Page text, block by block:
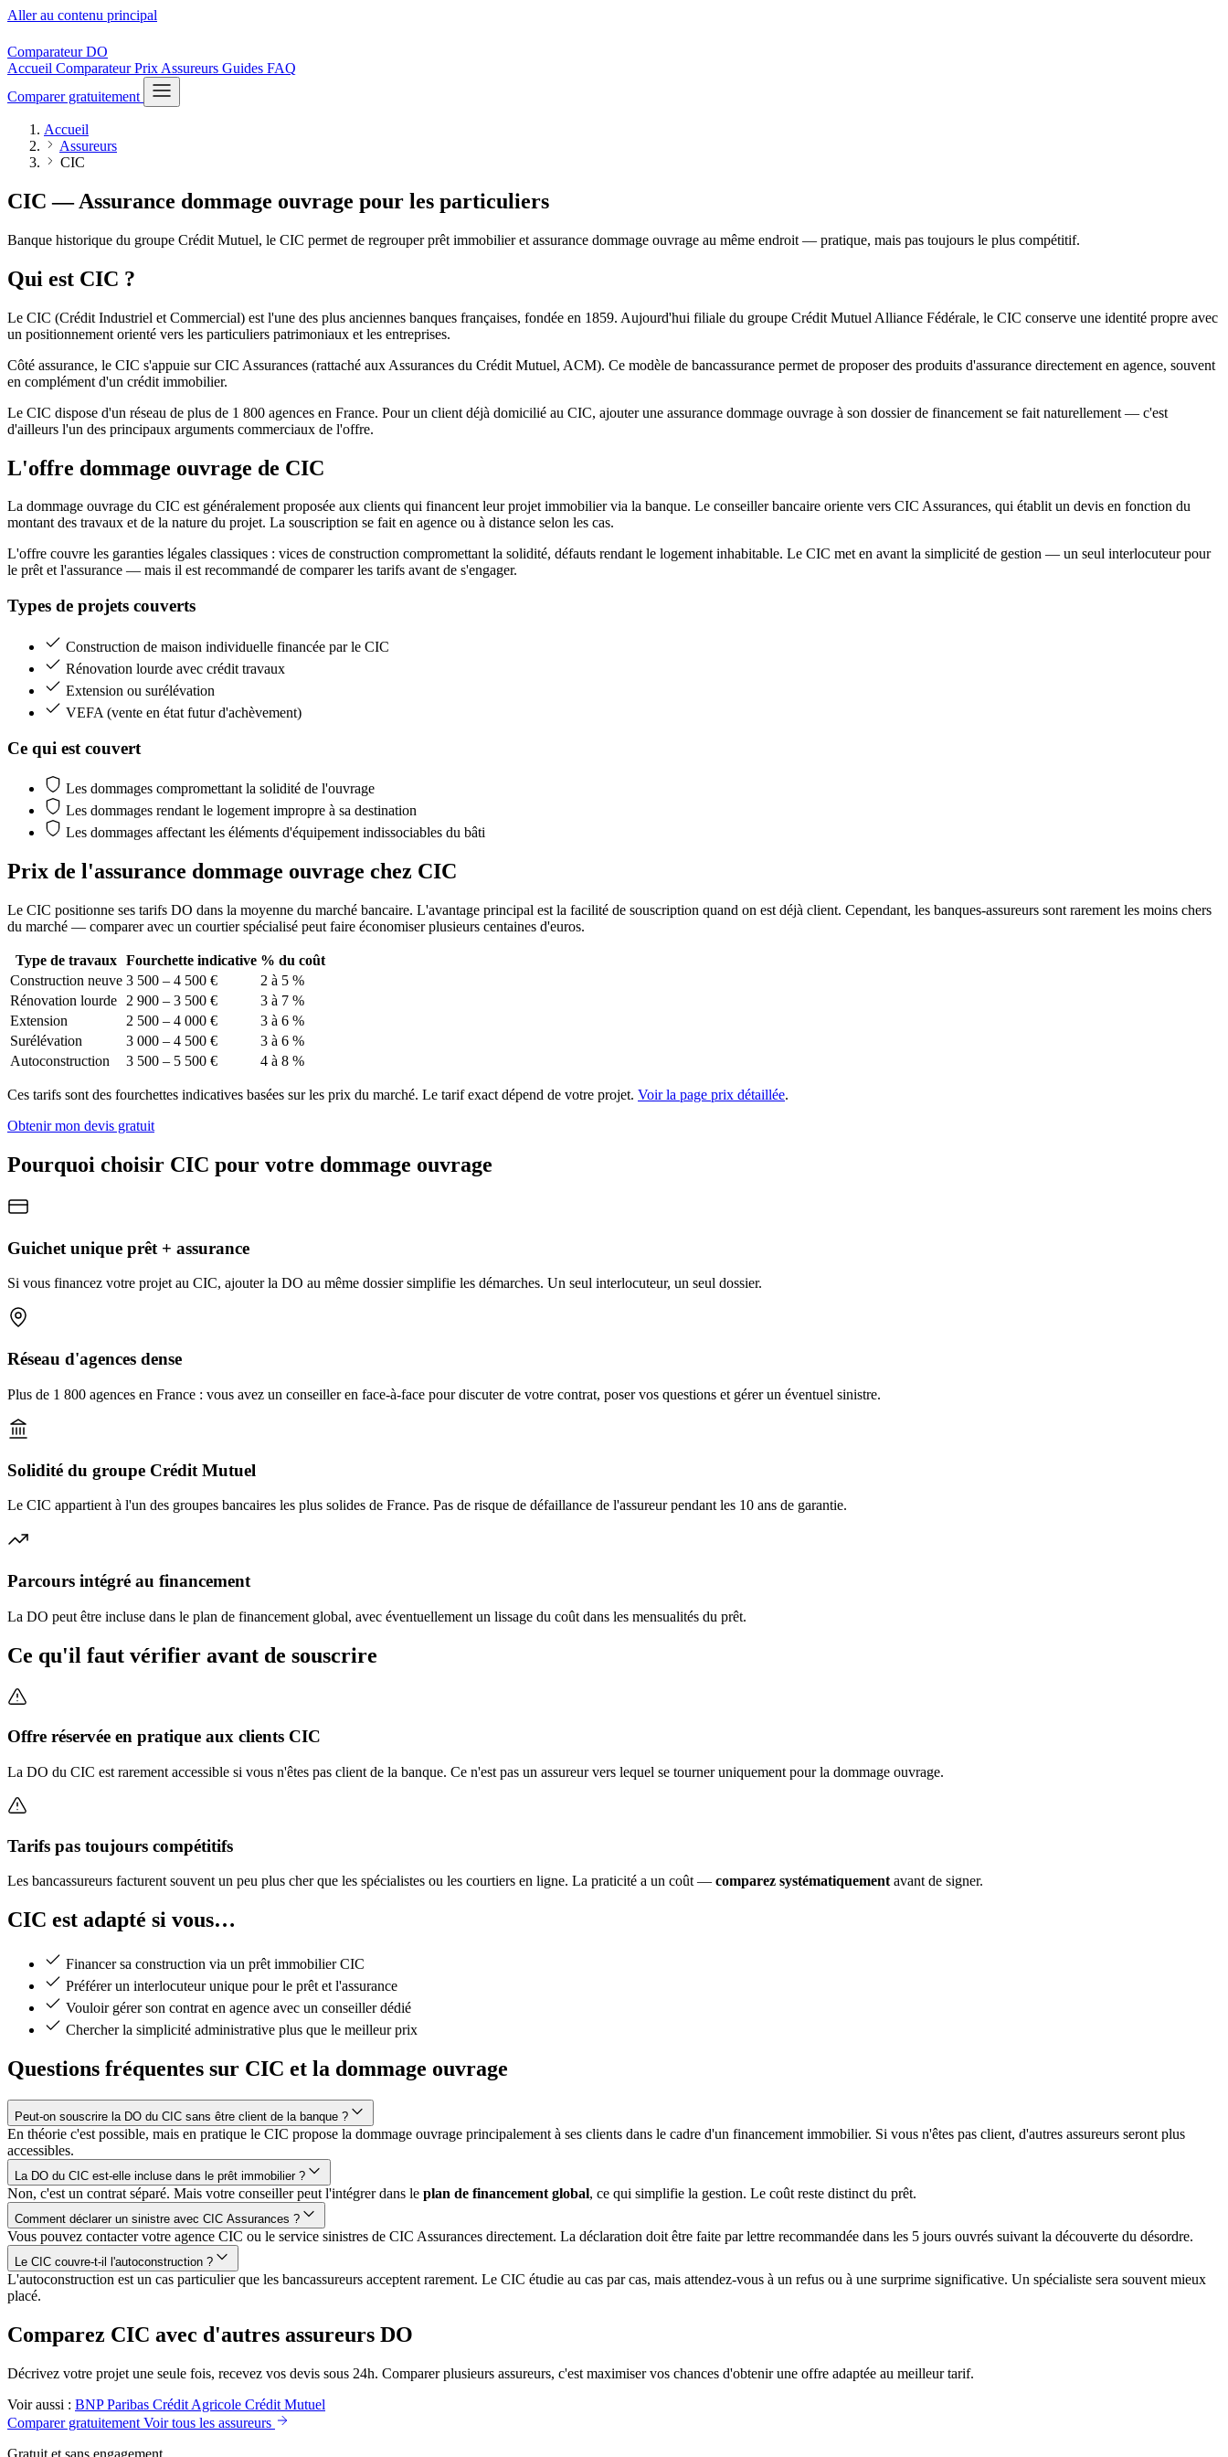
Aller au contenu principal
ComparateurDO
Accueil ComparateurPrix Assureurs Guides FAQ
Comparer gratuitement
Accueil
Assureurs
CIC
CIC — Assurance dommage ouvrage pour les particuliers
Banque historique du groupe Crédit Mutuel, le CIC permet de regrouper prêt immobilier et assurance dommage ouvrage au même endroit — pratique, mais pas toujours le plus compétitif.
Qui est CIC ?
Le CIC (Crédit Industriel et Commercial) est l'une des plus anciennes banques françaises, fondée en 1859. Aujourd'hui filiale du groupe Crédit Mutuel Alliance Fédérale, le CIC conserve une identité propre avec
un positionnement orienté vers les particuliers patrimoniaux et les entreprises.
Côté assurance, le CIC s'appuie sur CIC Assurances (rattaché aux Assurances du Crédit Mutuel, ACM). Ce modèle de bancassurance permet de proposer des produits d'assurance directement en agence, souvent
en complément d'un crédit immobilier.
Le CIC dispose d'un réseau de plus de 1 800 agences en France. Pour un client déjà domicilié au CIC, ajouter une assurance dommage ouvrage à son dossier de financement se fait naturellement — c'est
d'ailleurs l'un des principaux arguments commerciaux de l'offre.
L'offre dommage ouvrage de CIC
La dommage ouvrage du CIC est généralement proposée aux clients qui financent leur projet immobilier via la banque. Le conseiller bancaire oriente vers CIC Assurances, qui établit un devis en fonction du
montant des travaux et de la nature du projet. La souscription se fait en agence ou à distance selon les cas.
L'offre couvre les garanties légales classiques : vices de construction compromettant la solidité, défauts rendant le logement inhabitable. Le CIC met en avant la simplicité de gestion — un seul interlocuteur pour
le prêt et l'assurance — mais il est recommandé de comparer les tarifs avant de s'engager.
Types de projets couverts
Construction de maison individuelle financée par le CIC
Rénovation lourde avec crédit travaux
Extension ou surélévation
VEFA (vente en état futur d'achèvement)
Ce qui est couvert
Les dommages compromettant la solidité de l'ouvrage
Les dommages rendant le logement impropre à sa destination
Les dommages affectant les éléments d'équipement indissociables du bâti
Prix de l'assurance dommage ouvrage chez CIC
Le CIC positionne ses tarifs DO dans la moyenne du marché bancaire. L'avantage principal est la facilité de souscription quand on est déjà client. Cependant, les banques-assureurs sont rarement les moins chers
du marché — comparer avec un courtier spécialisé peut faire économiser plusieurs centaines d'euros.
Type de travaux Fourchette indicative % du coût
Construction neuve 3 500 – 4 500 €
2 à 5 %
Rénovation lourde
2 900 – 3 500 €
3 à 7 %
Extension
2 500 – 4 000 €
3 à 6 %
Surélévation
3 000 – 4 500 €
3 à 6 %
Autoconstruction
3 500 – 5 500 € 4 à 8 %
Ces tarifs sont des fourchettes indicatives basées sur les prix du marché. Le tarif exact dépend de votre projet. Voir la page prix détaillée.
Obtenir mon devis gratuit
Pourquoi choisir CIC pour votre dommage ouvrage
Guichet unique prêt + assurance
Si vous financez votre projet au CIC, ajouter la DO au même dossier simplifie les démarches. Un seul interlocuteur, un seul dossier.
Réseau d'agences dense
Plus de 1 800 agences en France : vous avez un conseiller en face-à-face pour discuter de votre contrat, poser vos questions et gérer un éventuel sinistre.
Solidité du groupe Crédit Mutuel
Le CIC appartient à l'un des groupes bancaires les plus solides de France. Pas de risque de défaillance de l'assureur pendant les 10 ans de garantie.
Parcours intégré au financement
La DO peut être incluse dans le plan de financement global, avec éventuellement un lissage du coût dans les mensualités du prêt.
Ce qu'il faut vérifier avant de souscrire
Offre réservée en pratique aux clients CIC
La DO du CIC est rarement accessible si vous n'êtes pas client de la banque. Ce n'est pas un assureur vers lequel se tourner uniquement pour la dommage ouvrage.
Tarifs pas toujours compétitifs
Les bancassureurs facturent souvent un peu plus cher que les spécialistes ou les courtiers en ligne. La praticité a un coût — comparez systématiquement avant de signer.
CIC est adapté si vous…
Financer sa construction via un prêt immobilier CIC
Préférer un interlocuteur unique pour le prêt et l'assurance
Vouloir gérer son contrat en agence avec un conseiller dédié
Chercher la simplicité administrative plus que le meilleur prix
Questions fréquentes sur CIC et la dommage ouvrage
Peut-on souscrire la DO du CIC sans être client de la banque ?
En théorie c'est possible, mais en pratique le CIC propose la dommage ouvrage principalement à ses clients dans le cadre d'un financement immobilier. Si vous n'êtes pas client, d'autres assureurs seront plus
accessibles.
La DO du CIC est-elle incluse dans le prêt immobilier ?
Non, c'est un contrat séparé. Mais votre conseiller peut l'intégrer dans le plan de financement global, ce qui simplifie la gestion. Le coût reste distinct du prêt.
Comment déclarer un sinistre avec CIC Assurances ?
Vous pouvez contacter votre agence CIC ou le service sinistres de CIC Assurances directement. La déclaration doit être faite par lettre recommandée dans les 5 jours ouvrés suivant la découverte du désordre.
Le CIC couvre-t-il l'autoconstruction ?
L'autoconstruction est un cas particulier que les bancassureurs acceptent rarement. Le CIC étudie au cas par cas, mais attendez-vous à un refus ou à une surprime significative. Un spécialiste sera souvent mieux
placé.
Comparez CIC avec d'autres assureurs DO
Décrivez votre projet une seule fois, recevez vos devis sous 24h. Comparer plusieurs assureurs, c'est maximiser vos chances d'obtenir une offre adaptée au meilleur tarif.
Voir aussi : BNP Paribas Crédit Agricole Crédit Mutuel
Comparer gratuitement Voir tous les assureurs
Gratuit et sans engagement